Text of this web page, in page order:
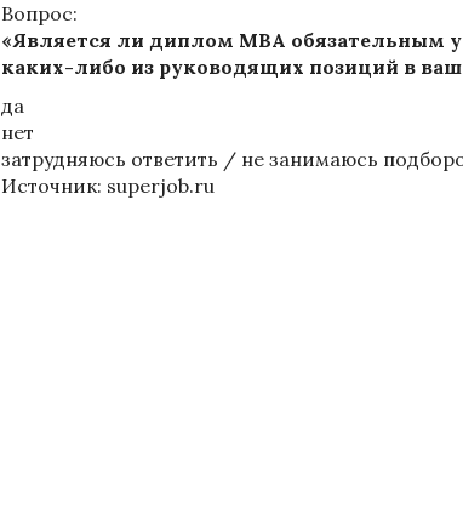
Вопрос:
«Является ли диплом MBA обязательным
каких-либо из руководящих позиций в
да
нет
затрудняюсь ответить / не занимаюсь
Источник: superjob.ru